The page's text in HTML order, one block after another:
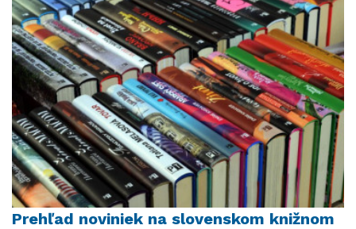
Prehľad noviniek na slovenskom knižnom